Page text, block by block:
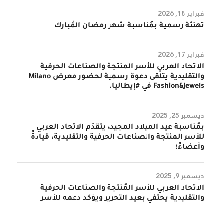
فبراير 18, 2026
تهنئة رسمية بمُناسبة شهر رمضان المُبارك
فبراير 17, 2026
الاتحاد العربي للأسر المنتجة والصناعات الحرفية
والتقليدية يتلقى دعوة رسمية لحضور معرض Milano
Fashion&Jewels في #إيطاليا.
ديسمبر 25, 2025
بمُناسبة عيد الميلاد المجيد، يتقدّم الاتحاد العربي
للأسر المنتجة والصناعات الحرفية والتقليدية، قيادةً
وأعضاءً؛
ديسمبر 9, 2025
الاتحاد العربي للأسر المُنتجة والصناعات الحرفية
والتقليدية يحتفي بعيد التحرير ويؤكد دعمه للأسر